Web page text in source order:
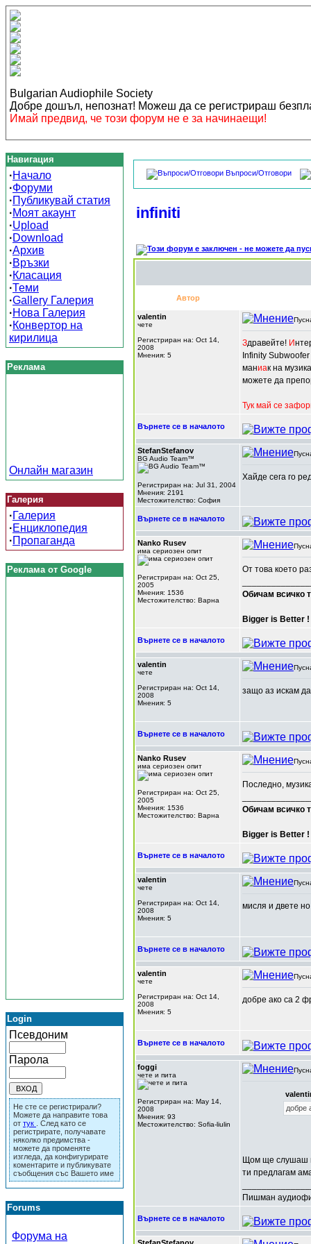
Bulgarian Audiophile Society
Добре дошъл, непознат! Можеш да се регистрираш
Имай предвид, че този форум не е за начинаещи!
Навигация
·Начало
·Форуми
·Публикувай статия
·Моят акаунт
·Upload
·Download
·Архив
·Връзки
·Класация
·Теми
·Gallery Галерия
·Нова Галерия
·Конвертор на
кирилица
Реклама
Онлайн магазин
Галерия
·Галерия
·Енциклопедия
·Пропаганда
Реклама от Google
Login
Псевдоним
Парола
Не сте се регистрирали?
Можете да направите това
от тук
. След като се
регистрирате, получавате
няколко предимства -
можете да променяте
изгледа, да конфигурирате
коментарите и публикувате
съобщения със Вашето име
Forums
Форума на
Въпроси/Отговори
infiniti
Автор
valentin
чете
Регистриран на: Oct 14,
2008
Мнения: 5
Здравейте! И
Infinity
маниак на
можете да
Тук май се
Върнете се в началото
StefanStefanov
BG Audio Team™
Регистриран на: Jul 31, 2004
Мнения: 2191
Местожителство: София
Хайде сега го
Върнете се в началото
Nanko Rusev
има сериозен опит
Регистриран на: Oct 25,
2005
Мнения: 1536
Местожителство: Варна
От това което
Обичам всичко
Bigger is Better !
Върнете се в началото
valentin
чете
Регистриран на: Oct 14,
2008
Мнения: 5
защо аз искам
Върнете се в началото
Nanko Rusev
има сериозен опит
Регистриран на: Oct 25,
2005
Мнения: 1536
Местожителство: Варна
Последно,
Обичам всичко
Bigger is Better !
Върнете се в началото
valentin
чете
Регистриран на: Oct 14,
2008
Мнения: 5
мисля и двете
Върнете се в началото
valentin
чете
Регистриран на: Oct 14,
2008
Мнения: 5
добре ако са 2
Върнете се в началото
foggi
чете и пита
Регистриран на: May 14,
2008
Мнения: 93
Местожителство: Sofia-liulin
добре
Щом ще слушаш
ти предлагам
Пишман
Върнете се в началото